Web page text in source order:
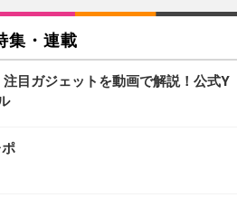
集・連載
注目ガジェットを動画で解説！公式Y